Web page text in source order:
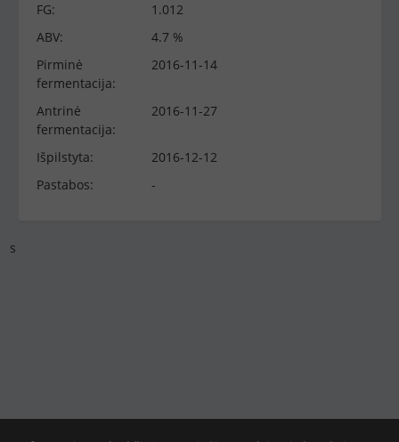
FG:
1.012
ABV:
4.7 %
Pirminė
fermentacija:
2016-11-14
Antrinė
fermentacija:
2016-11-27
Išpilstyta:
2016-12-12
Pastabos:
-
s